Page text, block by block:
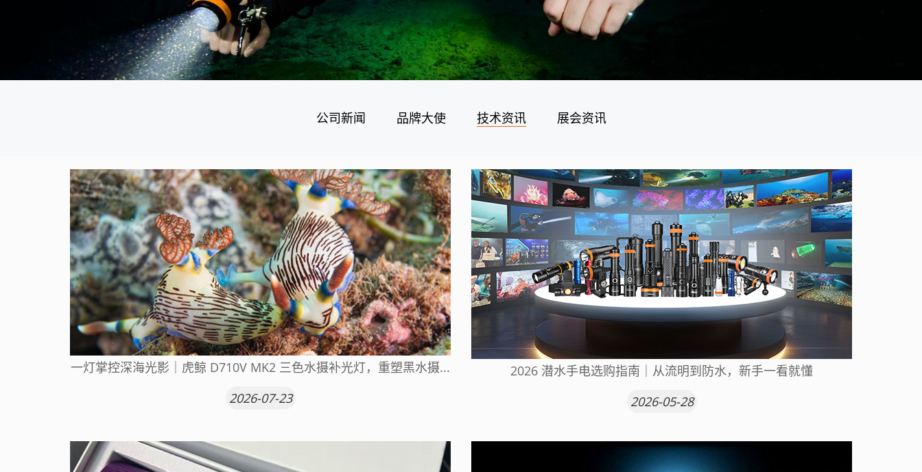
公司新闻 品牌大使 技术资讯 展会资讯
一灯掌控深海光影｜虎鲸 D710V MK2 三色水摄补光灯，重塑黑水摄...
2026-07-23
2026 潜水手电选购指南｜从流明到防水，新手一看就懂
2026-05-28